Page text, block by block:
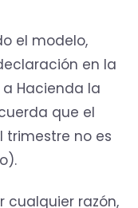
el modelo,
en la
Hacienda la
que el
trimestre no es
cualquier razón,